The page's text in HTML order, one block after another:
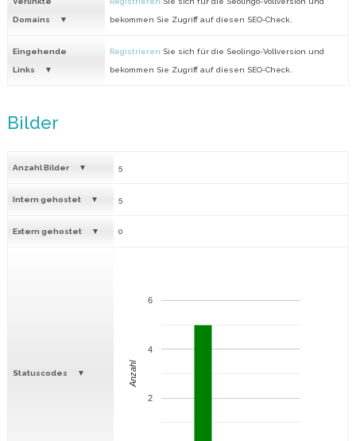
Domains bekommen Sie Zugriff auf diesen SEO-Check.
Eingehende
Links
Registrieren Sie sich für die Seolingo-Vollversion und
bekommen Sie Zugriff auf diesen SEO-Check.
Bilder
Anzahl Bilder 5
Intern gehostet 5
Extern gehostet 0
Statuscodes
2
4
6
Anzahl